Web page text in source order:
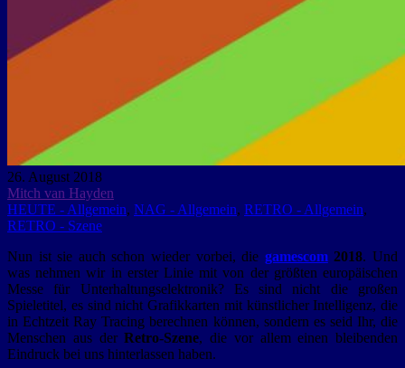
26. August 2018
Mitch van Hayden
HEUTE - Allgemein, NAG - Allgemein, RETRO - Allgemein,
RETRO - Szene
Nun ist sie auch schon wieder vorbei, die gamescom2018. Und
was nehmen wir in erster Linie mit von der größten europäischen
Messe für Unterhaltungselektronik? Es sind nicht die großen
Spieletitel, es sind nicht Grafikkarten mit künstlicher Intelligenz, die
in Echtzeit Ray Tracing berechnen können, sondern es seid Ihr, die
Menschen aus derRetro-Szene, die vor allem einen bleibenden
Eindruck bei uns hinterlassen haben.